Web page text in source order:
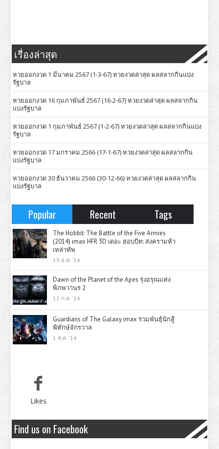
เรื่องล่าสุด
หวยออกงวด 1 มีนาคม 2567 (1-3-67) หวยงวดล่าสุด ผลสลากกินแบ่ง
รัฐบาล
หวยออกงวด 16 กุมภาพันธ์ 2567 (16-2-67) หวยงวดล่าสุด ผลสลากกิน
แบ่งรัฐบาล
หวยออกงวด 1 กุมภาพันธ์ 2567 (1-2-67) หวยงวดล่าสุด ผลสลากกินแบ่ง
รัฐบาล
หวยออกงวด 17 มกราคม 2566 (17-1-67) หวยงวดล่าสุด ผลสลากกิน
แบ่งรัฐบาล
หวยออกงวด 30 ธันวาคม 2566 (30-12-66) หวยงวดล่าสุด ผลสลากกิน
แบ่งรัฐบาล
Popular Recent Tags
The Hobbit: The Battle of the Five Armies
(2014) imax HFR 3D เดอะ ฮอบบิท: สงครามห้า
เหล่าทัพ
19 ธ.ค. '14
Dawn of the Planet of the Apes รุ่งอรุณแห่ง
พิภพวานร 2
11 ก.ค. '14
Guardians of The Galaxy imax รวมพันธุ์นักสู้
พิทักษ์จักรวาล
1 ส.ค. '14
Likes
Find us on Facebook